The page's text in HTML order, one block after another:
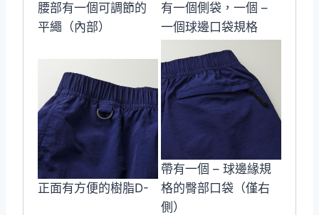
腰部有一個可調節的
平繩（內部）
有一個側袋，一個 –
一個球邊口袋規格
正面有方便的樹脂D-
帶有一個 – 球邊緣規
格的臀部口袋（僅右
側）